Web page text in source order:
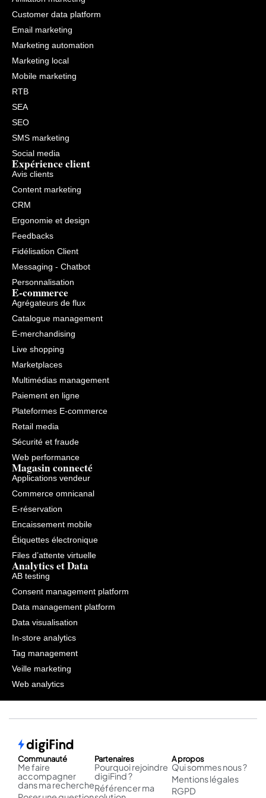
Customer data platform
Email marketing
Marketing automation
Marketing local
Mobile marketing
RTB
SEA
SEO
SMS marketing
Social media
Expérience client
Avis clients
Content marketing
CRM
Ergonomie et design
Feedbacks
Fidélisation Client
Messaging - Chatbot
Personnalisation
E-commerce
Agrégateurs de flux
Catalogue management
E-merchandising
Live shopping
Marketplaces
Multimédias management
Paiement en ligne
Plateformes E-commerce
Retail media
Sécurité et fraude
Web performance
Magasin connecté
Applications vendeur
Commerce omnicanal
E-réservation
Encaissement mobile
Étiquettes électronique
Files d’attente virtuelle
Analytics et Data
AB testing
Consent management platform
Data management platform
Data visualisation
In-store analytics
Tag management
Veille marketing
Web analytics
Communauté
Me faire
accompagner
dans ma recherche
Partenaires
Pourquoi rejoindre
digiFind ?
Référencer ma
A propos
Qui sommes nous ?
Mentions légales
RGPD